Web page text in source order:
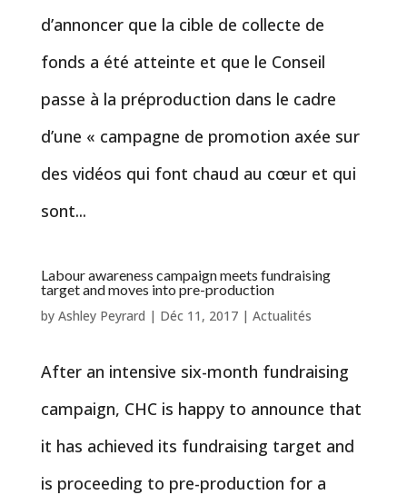
d’annoncer que la cible de collecte de
fonds a été atteinte et que le Conseil
passe à la préproduction dans le cadre
d’une « campagne de promotion axée sur
des vidéos qui font chaud au cœur et qui
sont...
Labour awareness campaign meets fundraising
target and moves into pre-production
by Ashley Peyrard | Déc 11, 2017| Actualités
After an intensive six-month fundraising
campaign, CHC is happy to announce that
it has achieved its fundraising target and
is proceeding to pre-production for a